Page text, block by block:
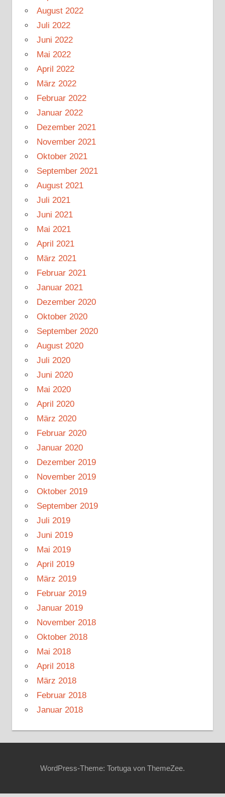
August 2022
Juli 2022
Juni 2022
Mai 2022
April 2022
März 2022
Februar 2022
Januar 2022
Dezember 2021
November 2021
Oktober 2021
September 2021
August 2021
Juli 2021
Juni 2021
Mai 2021
April 2021
März 2021
Februar 2021
Januar 2021
Dezember 2020
Oktober 2020
September 2020
August 2020
Juli 2020
Juni 2020
Mai 2020
April 2020
März 2020
Februar 2020
Januar 2020
Dezember 2019
November 2019
Oktober 2019
September 2019
Juli 2019
Juni 2019
Mai 2019
April 2019
März 2019
Februar 2019
Januar 2019
November 2018
Oktober 2018
Mai 2018
April 2018
März 2018
Februar 2018
Januar 2018
WordPress-Theme: Tortuga von ThemeZee.